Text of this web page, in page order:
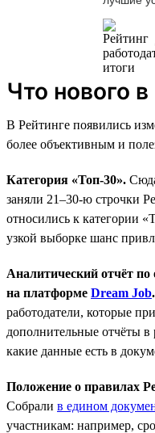
Что нового
В Рейтинге появились
более объективным и
Категория «Топ-30».
заняли 21–30-ю строчки
относились к категории
узкой выборке шанс
Аналитический отчёт
на платформе Dream Job.
работодатели, которые
дополнительные отчёты в
какие данные есть в
Положение о правилах
Собрали в едином
участникам: например,